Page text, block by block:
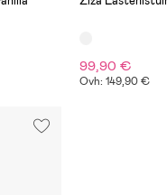
99,90 €
Ovh: 149,90 €